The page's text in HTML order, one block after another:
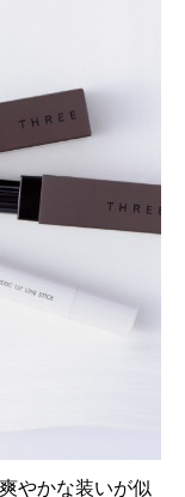
やかな装いが似